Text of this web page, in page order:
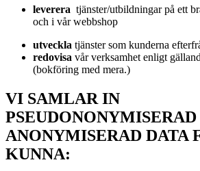
leverera tjänster/utbildningar på ett
och i vår webbshop
utveckla tjänster som kunderna
redovisa vår verksamhet enligt
(bokföring med mera.)
VI SAMLAR IN
ANONYMISERAD DATA
KUNNA: